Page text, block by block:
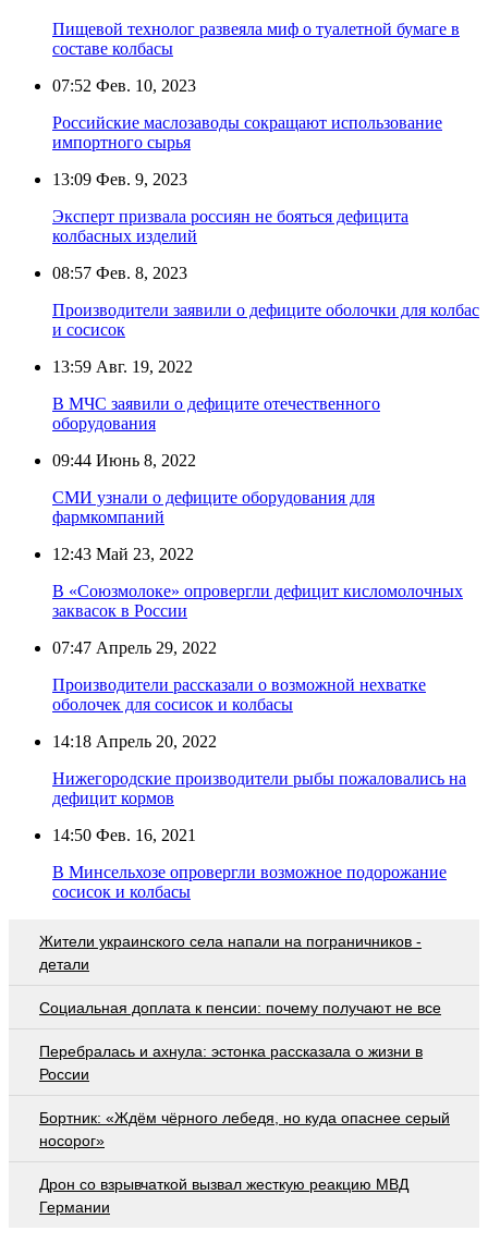
Пищевой технолог развеяла миф о туалетной бумаге в
составе колбасы
07:52 Фев. 10, 2023
Российские маслозаводы сокращают использование
импортного сырья
13:09 Фев. 9, 2023
Эксперт призвала россиян не бояться дефицита
колбасных изделий
08:57 Фев. 8, 2023
Производители заявили о дефиците оболочки для колбас
и сосисок
13:59 Авг. 19, 2022
В МЧС заявили о дефиците отечественного
оборудования
09:44 Июнь 8, 2022
СМИ узнали о дефиците оборудования для
фармкомпаний
12:43 Май 23, 2022
В «Союзмолоке» опровергли дефицит кисломолочных
заквасок в России
07:47 Апрель 29, 2022
Производители рассказали о возможной нехватке
оболочек для сосисок и колбасы
14:18 Апрель 20, 2022
Нижегородские производители рыбы пожаловались на
дефицит кормов
14:50 Фев. 16, 2021
В Минсельхозе опровергли возможное подорожание
сосисок и колбасы
Жители украинского села напали на пограничников -
детали
Социальная доплата к пенсии: почему получают не все
Перебралась и ахнула: эстонка рассказала о жизни в
России
Бортник: «Ждём чёрного лебедя, но куда опаснее серый
носорог»
Дрон со взрывчаткой вызвал жесткую реакцию МВД
Германии